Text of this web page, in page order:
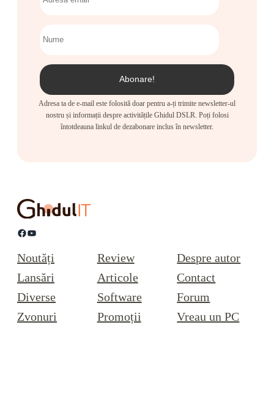
Adresa ta de e-mail este folosită doar pentru a-ți trimite newsletter-ul
nostru și informații despre activitățile Ghidul DSLR. Poți folosi
întotdeauna linkul de dezabonare inclus în newsletter.
Facebook YouTube
Noutăți
Lansări
Diverse
Zvonuri
Review
Articole
Software
Promoții
Despre autor
Contact
Forum
Vreau un PC